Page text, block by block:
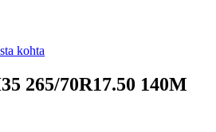
kohta
265/70R17.50 140M